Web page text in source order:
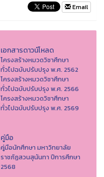
Email
เอกสารดาวน์โหลด
โครงสร้างหมวดวิชาศึกษา
ทั่วไปฉบับปรับปรุง พ.ศ. 2562
โครงสร้างหมวดวิชาศึกษา
ทั่วไปฉบับปรับปรุง พ.ศ. 2566
โครงสร้างหมวดวิชาศึกษา
ทั่วไปฉบับปรับปรุง พ.ศ. 2569
คู่มือ
คู่มือนักศึกษา มหาวิทยาลัย
ราชภัฏสวนสุนันทา ปีการศึกษา
2568